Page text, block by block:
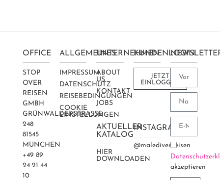
OFFICE
STOP
OVER
REISEN
GMBH
GRÜNWALDERSTRASSE 2
48
81545
MÜNCHEN
+49 89
24 21 44
10
ALLGEMEINES
IMPRESSUM
DATENSCHUTZ
REISEBEDINGUNGEN
COOKIE
EINSTELLUNGEN
UNTERNEHMEN
ABOUT
US
KONTAKT
JOBS
AKTUELLER
KATALOG
HIER
DOWNLOADEN
KUNDENLOGIN
JETZT
EINLOGGEN
INSTAGRAM
@maledivenreisen
akzeptieren